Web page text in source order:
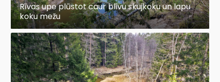
Rīvas upe plūstot caur blīvu skujkoku un lapu
koku mežu